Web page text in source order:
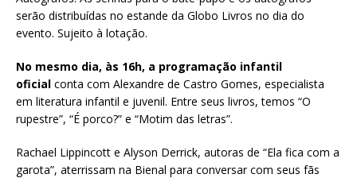
serão distribuídas no estande da Globo Livros no dia do
evento. Sujeito à lotação.
No mesmo dia, às 16h, a programação infantil
oficial conta com Alexandre de Castro Gomes, especialista
em literatura infantil e juvenil. Entre seus livros, temos “O
rupestre”, “É porco?” e “Motim das letras”.
Rachael Lippincott e Alyson Derrick, autoras de “Ela fica com a
garota”, aterrissam na Bienal para conversar com seus fãs